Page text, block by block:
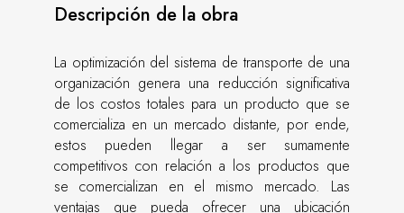
Descripción de la obra
La optimización del sistema de transporte de una
organización genera una reducción significativa
de los costos totales para un producto que se
comercializa en un mercado distante, por ende,
estos pueden llegar a ser sumamente
competitivos con relación a los productos que
se comercializan en el mismo mercado. Las
ventajas que pueda ofrecer una ubicación